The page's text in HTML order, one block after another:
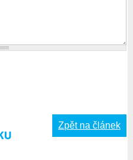
Zpět na článek